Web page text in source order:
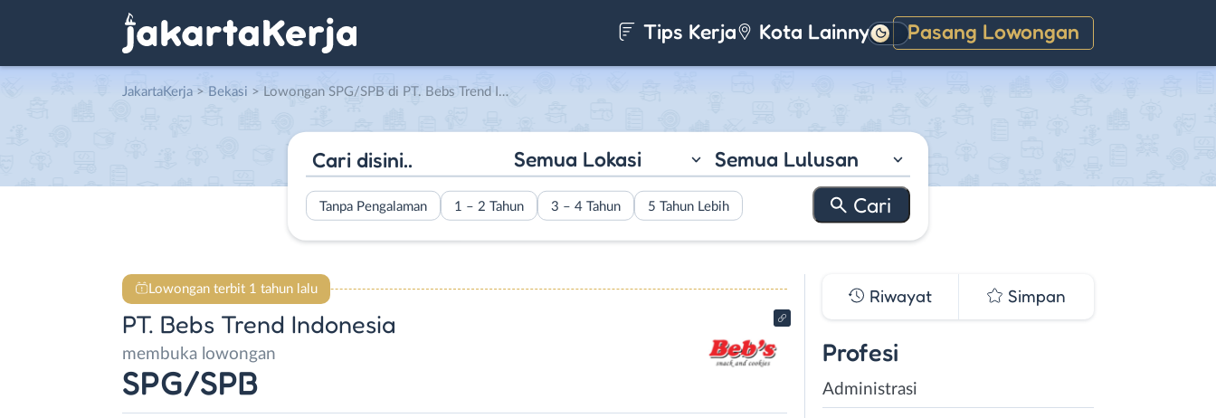
Tips Kerja Kota Lainnya Pasang Lowongan
Gelap
JakartaKerja > Bekasi > Lowongan SPG/SPB di PT. Bebs Trend Indonesia
Semua Lokasi Semua Lulusan
Tanpa Pengalaman 1 – 2 Tahun 3 – 4 Tahun 5 Tahun Lebih
Lowongan terbit 1 tahun lalu
PT. Bebs Trend Indonesia
membuka lowongan
SPG/SPB
Riwayat Simpan
Profesi
Administrasi